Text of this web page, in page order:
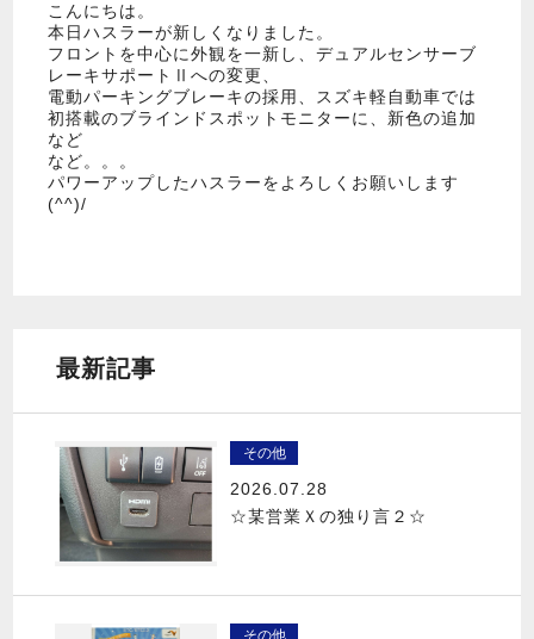
こんにちは。
本日ハスラーが新しくなりました。
フロントを中心に外観を一新し、デュアルセンサーブ
レーキサポートⅡへの変更、
電動パーキングブレーキの採用、スズキ軽自動車では
初搭載のブラインドスポットモニターに、新色の追加
など
など。。。
パワーアップしたハスラーをよろしくお願いします
(^^)/
最新記事
その他
2026.07.28
☆某営業Ｘの独り言２☆
その他